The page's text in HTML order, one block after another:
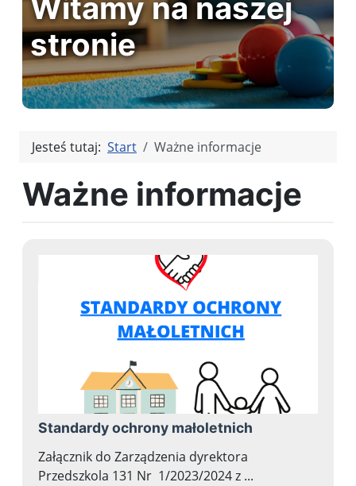
Witamy na naszej
stronie
Jesteś tutaj: Start Ważne informacje
Ważne informacje
Standardy ochrony małoletnich
Załącznik do Zarządzenia dyrektora
Przedszkola 131 Nr 1/2023/2024 z ...